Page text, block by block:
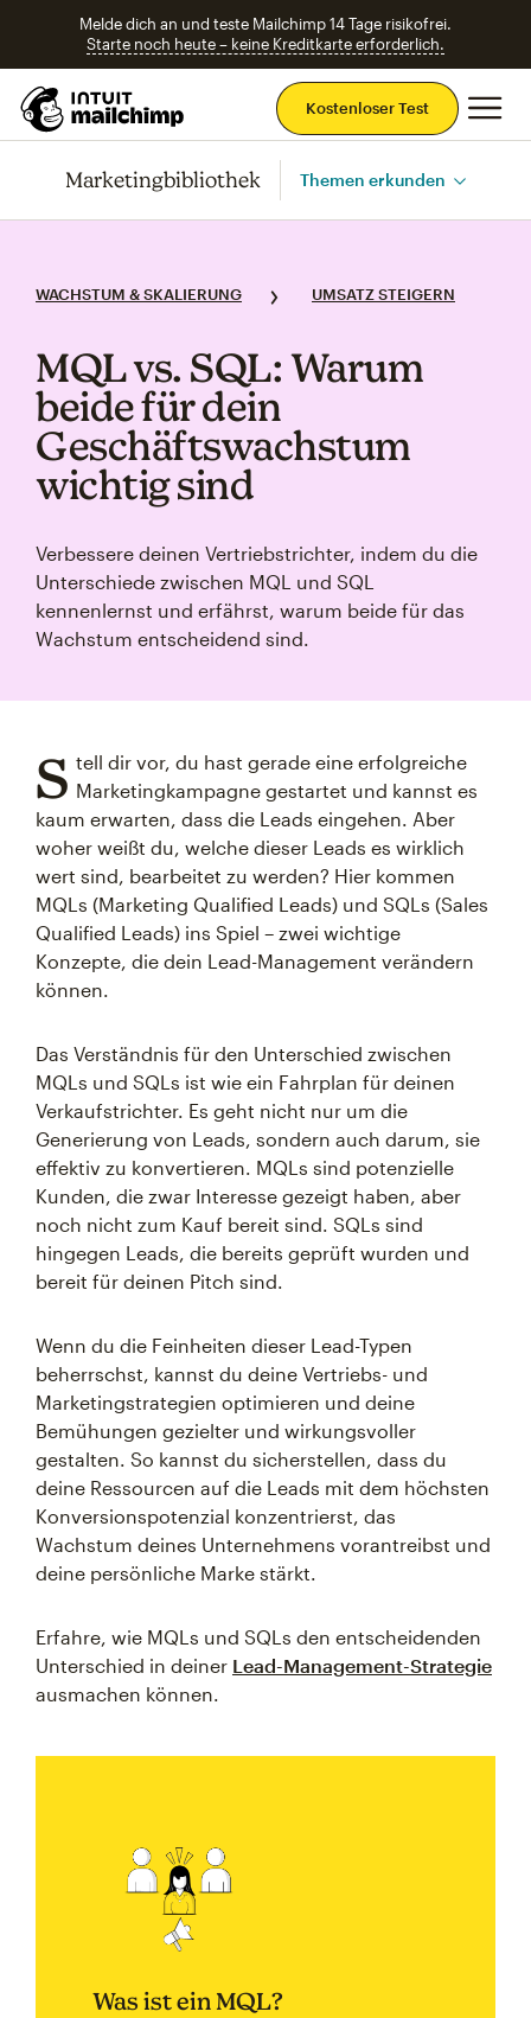
Melde dich an und teste Mailchimp 14 Tage risikofrei.
Starte noch heute – keine Kreditkarte erforderlich.
Kostenloser Test
Marketingbibliothek Themen erkunden
WACHSTUM & SKALIERUNG UMSATZ STEIGERN
MQL vs. SQL: Warum
beide für dein
Geschäftswachstum
wichtig sind
Verbessere deinen Vertriebstrichter, indem du die
Unterschiede zwischen MQL und SQL
kennenlernst und erfährst, warum beide für das
Wachstum entscheidend sind.
S tell dir vor, du hast gerade eine erfolgreiche
Marketingkampagne gestartet und kannst es
kaum erwarten, dass die Leads eingehen. Aber
woher weißt du, welche dieser Leads es wirklich
wert sind, bearbeitet zu werden? Hier kommen
MQLs (Marketing Qualified Leads) und SQLs (Sales
Qualified Leads) ins Spiel – zwei wichtige
Konzepte, die dein Lead-Management verändern
können.
Das Verständnis für den Unterschied zwischen
MQLs und SQLs ist wie ein Fahrplan für deinen
Verkaufstrichter. Es geht nicht nur um die
Generierung von Leads, sondern auch darum, sie
effektiv zu konvertieren. MQLs sind potenzielle
Kunden, die zwar Interesse gezeigt haben, aber
noch nicht zum Kauf bereit sind. SQLs sind
hingegen Leads, die bereits geprüft wurden und
bereit für deinen Pitch sind.
Wenn du die Feinheiten dieser Lead-Typen
beherrschst, kannst du deine Vertriebs- und
Marketingstrategien optimieren und deine
Bemühungen gezielter und wirkungsvoller
gestalten. So kannst du sicherstellen, dass du
deine Ressourcen auf die Leads mit dem höchsten
Konversionspotenzial konzentrierst, das
Wachstum deines Unternehmens vorantreibst und
deine persönliche Marke stärkt.
Erfahre, wie MQLs und SQLs den entscheidenden
Unterschied in deiner Lead-Management-Strategie
ausmachen können.
Was ist ein MQL?